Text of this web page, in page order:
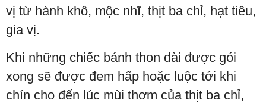
vị từ hành khô, mộc nhĩ, thịt ba chỉ, hạt tiêu,
gia vị.
Khi những chiếc bánh thon dài được gói
xong sẽ được đem hấp hoặc luộc tới khi
chín cho đến lúc mùi thơm của thịt ba chỉ,